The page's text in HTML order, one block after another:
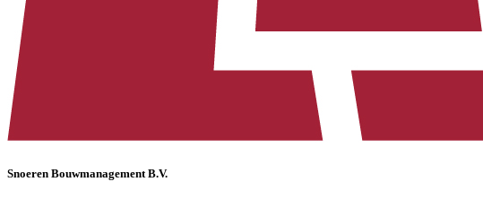
Snoeren Bouwmanagement B.V.